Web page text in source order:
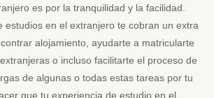
es por la tranquilidad y la facilidad.
estudios en el extranjero te cobran un extra
alojamiento, ayudarte a matricularte
o incluso facilitarte el proceso de
de algunas o todas estas tareas por tu
que tu experiencia de estudio en el